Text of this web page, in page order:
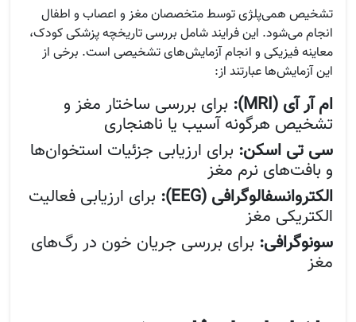
تشخیص همی‌پلژی توسط متخصصان مغز و اعصاب و اطفال
انجام می‌شود. این فرایند شامل بررسی تاریخچه پزشکی کودک،
معاینه فیزیکی و انجام آزمایش‌های تشخیصی است. برخی از
این آزمایش‌ها عبارتند از:
ام آر آی (MRI): برای بررسی ساختار مغز و
تشخیص هرگونه آسیب یا ناهنجاری
سی تی اسکن: برای ارزیابی جزئیات استخوان‌ها
و بافت‌های نرم مغز
الکتروانسفالوگرافی (EEG):
برای ارزیابی فعالیت
الکتریکی مغز
سونوگرافی: برای بررسی جریان خون در رگ‌های
مغز